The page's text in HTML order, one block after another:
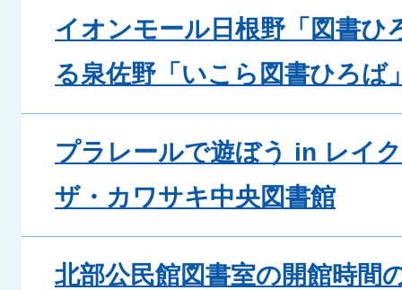
イオンモール日根野「図書ひ
る泉佐野「いこら図書ひろば
プラレールで遊ぼう in レイ
ザ・カワサキ中央図書館
北部公民館図書室の開館時間